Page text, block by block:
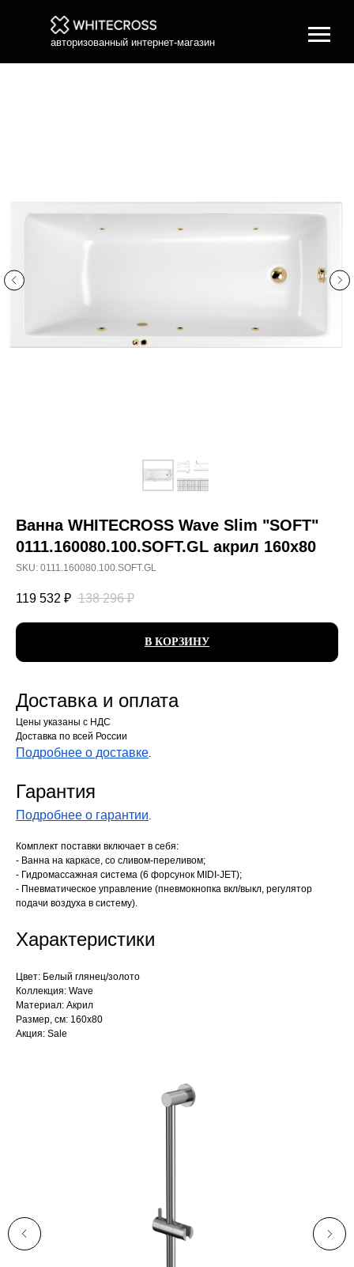
авторизованный интернет-магазин
Ванна WHITECROSS Wave Slim "SOFT"
0111.160080.100.SOFT.GL акрил 160х80
SKU: 0111.160080.100.SOFT.GL
119 532 ₽ 138 296 ₽
В КОРЗИНУ
Доставка и оплата
Цены указаны с НДС
Доставка по всей России
Подробнее о доставке.
Гарантия
Подробнее о гарантии.
Комплект поставки включает в себя:
- Ванна на каркасе, со сливом-переливом;
- Гидромассажная система (6 форсунок MIDI-JET);
- Пневматическое управление (пневмокнопка вкл/выкл, регулятор
подачи воздуха в систему).
Характеристики
Цвет: Белый глянец/золото
Коллекция: Wave
Материал: Акрил
Размер, см: 160х80
Акция: Sale